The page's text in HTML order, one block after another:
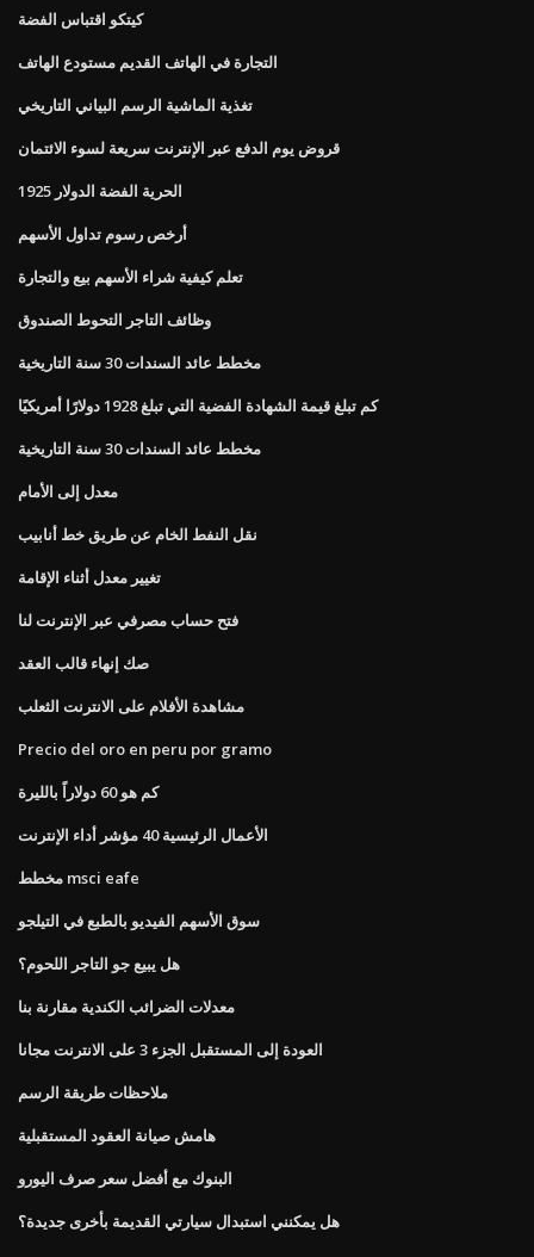
كيتكو اقتباس الفضة
التجارة في الهاتف القديم مستودع الهاتف
تغذية الماشية الرسم البياني التاريخي
قروض يوم الدفع عبر الإنترنت سريعة لسوء الائتمان
الحرية الفضة الدولار 1925
أرخص رسوم تداول الأسهم
تعلم كيفية شراء الأسهم بيع والتجارة
وظائف التاجر التحوط الصندوق
مخطط عائد السندات 30 سنة التاريخية
كم تبلغ قيمة الشهادة الفضية التي تبلغ 1928 دولارًا أمريكيًا
مخطط عائد السندات 30 سنة التاريخية
معدل إلى الأمام
نقل النفط الخام عن طريق خط أنابيب
تغيير معدل أثناء الإقامة
فتح حساب مصرفي عبر الإنترنت لنا
صك إنهاء قالب العقد
مشاهدة الأفلام على الانترنت الثعلب
Precio del oro en peru por gramo
كم هو 60 دولاراً بالليرة
الأعمال الرئيسية 40 مؤشر أداء الإنترنت
مخطط msci eafe
سوق الأسهم الفيديو بالطبع في التيلجو
هل يبيع جو التاجر اللحوم؟
معدلات الضرائب الكندية مقارنة بنا
العودة إلى المستقبل الجزء 3 على الانترنت مجانا
ملاحظات طريقة الرسم
هامش صيانة العقود المستقبلية
البنوك مع أفضل سعر صرف اليورو
هل يمكنني استبدال سيارتي القديمة بأخرى جديدة؟